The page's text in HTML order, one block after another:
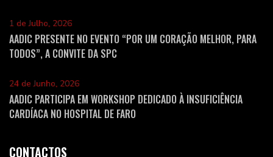
1 de Julho, 2026
AADIC PRESENTE NO EVENTO “POR UM CORAÇÃO MELHOR, PARA
TODOS”, A CONVITE DA SPC
24 de Junho, 2026
AADIC PARTICIPA EM WORKSHOP DEDICADO À INSUFICIÊNCIA
CARDÍACA NO HOSPITAL DE FARO
CONTACTOS